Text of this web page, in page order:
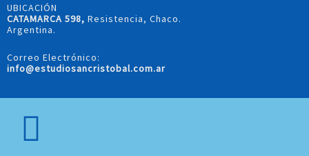
UBICACIÓN
CATAMARCA 598, Resistencia, Chaco.
Argentina.
Correo Electrónico:
info@estudiosancristobal.com.ar